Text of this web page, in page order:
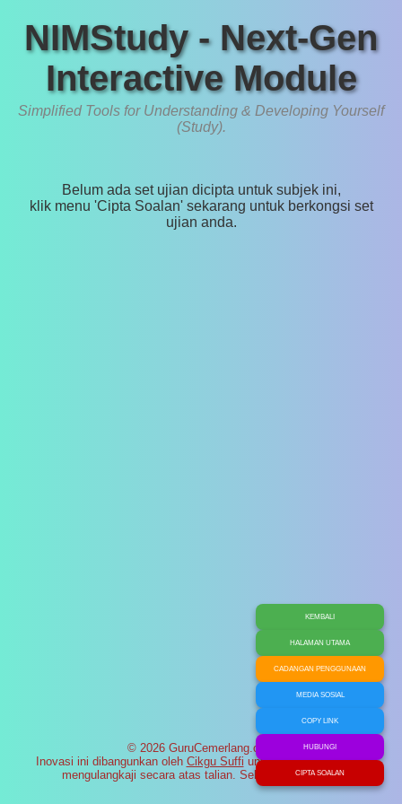
NIMStudy - Next-Gen
Interactive Module
Simplified Tools for Understanding & Developing Yourself
(Study).
Belum ada set ujian dicipta untuk subjek ini,
klik menu 'Cipta Soalan' sekarang untuk berkongsi set
ujian anda.
© 2026 GuruCemerlang.com
Inovasi ini dibangunkan oleh Cikgu Suffi untuk membantu murid
mengulangkaji secara atas talian. Selamat maju jaya!
KEMBALI
HALAMAN UTAMA
CADANGAN PENGGUNAAN
MEDIA SOSIAL
COPY LINK
HUBUNGI
CIPTA SOALAN